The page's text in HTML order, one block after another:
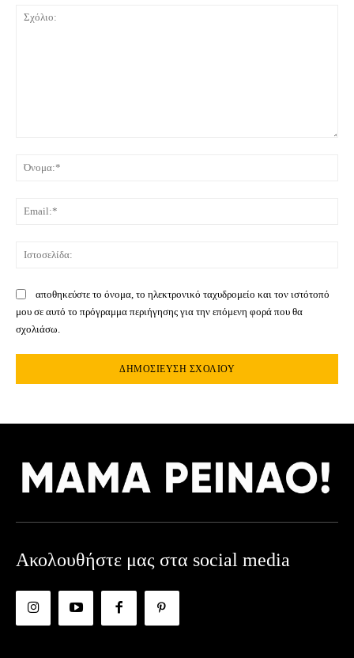
αποθηκεύστε το όνομα, το ηλεκτρονικό ταχυδρομείο και τον ιστότοπό
μου σε αυτό το πρόγραμμα περιήγησης για την επόμενη φορά που θα
σχολιάσω.
Ακολουθήστε μας στα social media